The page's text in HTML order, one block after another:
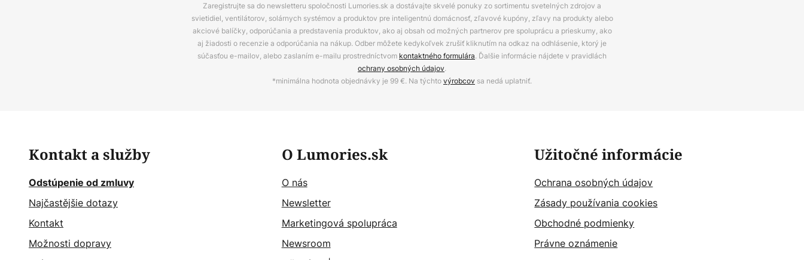
Zaregistrujte sa do newsletteru spoločnosti Lumories.sk a dostávajte skvelé ponuky zo sortimentu svetelných zdrojov a
svietidiel, ventilátorov, solárnych systémov a produktov pre inteligentnú domácnosť, zľavové kupóny, zľavy na produkty alebo
akciové balíčky, odporúčania a predstavenia produktov, ako aj obsah od možných partnerov pre spoluprácu a prieskumy, ako
aj žiadosti o recenzie a odporúčania na nákup. Odber môžete kedykoľvek zrušiť kliknutím na odkaz na odhlásenie, ktorý je
súčasťou e-mailov, alebo zaslaním e-mailu prostredníctvom kontaktného formulára. Ďalšie informácie nájdete v pravidlách
ochrany osobných údajov.
*minimálna hodnota objednávky je 99 €. Na týchtovýrobcov sa nedá uplatniť.
Kontakt a služby
Odstúpenie od zmluvy
Najčastějšie dotazy
Kontakt
Možnosti dopravy
O Lumories.sk
O nás
Newsletter
Marketingová spolupráca
Newsroom
Užitočné informácie
Ochrana osobných údajov
Zásady používania cookies
Obchodné podmienky
Právne oznámenie